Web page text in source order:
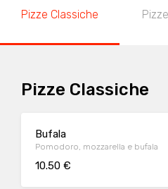
Pizze Classiche
Pizze Classiche
Bufala
Pomodoro, mozzarella e bufala
10.50 €